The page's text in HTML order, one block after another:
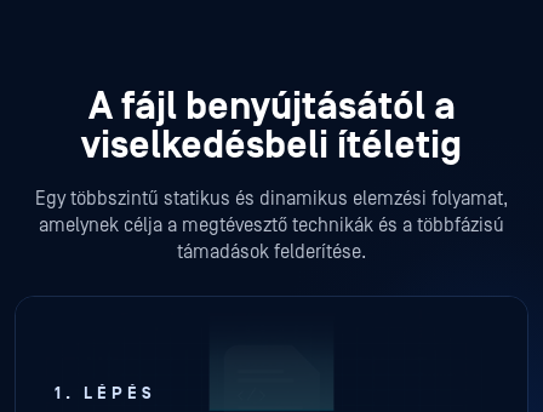
A fájl benyújtásától a
viselkedésbeli ítéletig
Egy többszintű statikus és dinamikus elemzési folyamat,
amelynek célja a megtévesztő technikák és a többfázisú
támadások felderítése.
1. LÉPÉS